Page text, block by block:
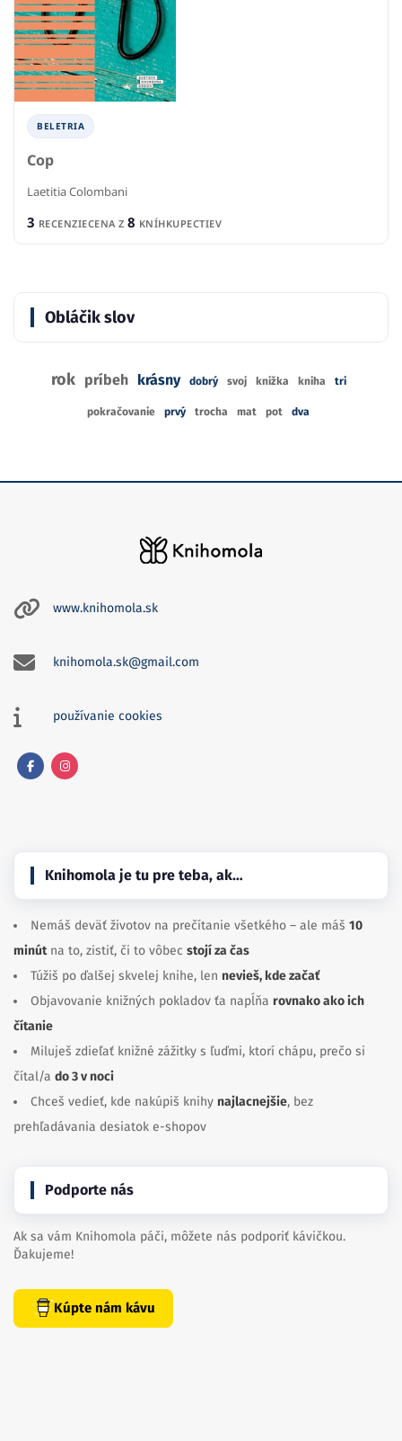
BELETRIA
Cop
Laetitia Colombani
3 RECENZIECENA Z 8 KNÍHKUPECTIEV
Obláčik slov
rok príbeh krásny dobrý svoj knižka kniha tri
pokračovanie prvý trocha mat pot dva
www.knihomola.sk
knihomola.sk@gmail.com
používanie cookies
Knihomola je tu pre teba, ak…
Nemáš deväť životov na prečítanie všetkého – ale máš 10
minútna to, zistiť, či to vôbec stojí za čas
Túžiš po ďalšej skvelej knihe, len nevieš, kde začať
Objavovanie knižných pokladov ťa napĺňa rovnako ako ich
čítanie
Miluješ zdieľať knižné zážitky s ľuďmi, ktorí chápu, prečo si
čítal/a do 3 v noci
Chceš vedieť, kde nakúpiš knihy najlacnejšie, bez
prehľadávania desiatok e-shopov
Podporte nás
Ak sa vám Knihomola páči, môžete nás podporiť kávičkou.
Ďakujeme!
Kúpte nám kávu